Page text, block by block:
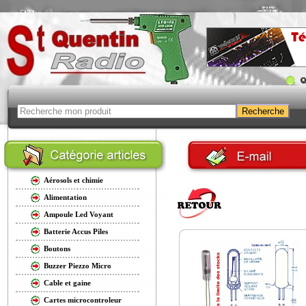
Aérosols et chimie
Alimentation
Ampoule Led Voyant
Batterie Accus Piles
Boutons
Buzzer Piezzo Micro
Cable et gaine
Cartes microcontroleur